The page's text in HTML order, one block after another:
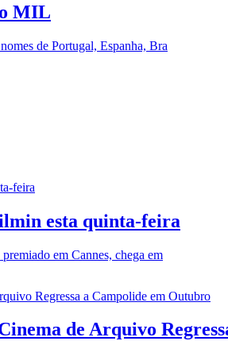
MIL
de Portugal, Espanha, Bra
esta quinta-feira
em Cannes, chega em
de Arquivo